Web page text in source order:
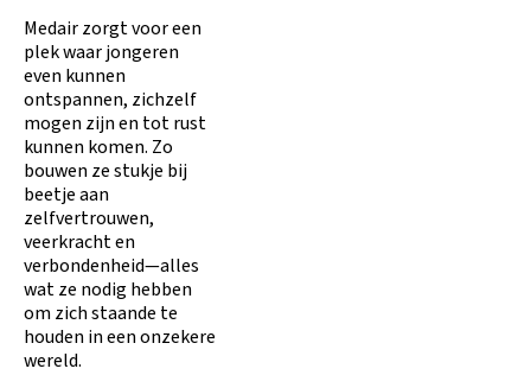
Medair zorgt voor een
plek waar jongeren
even kunnen
ontspannen, zichzelf
mogen zijn en tot rust
kunnen komen. Zo
bouwen ze stukje bij
beetje aan
zelfvertrouwen,
veerkracht en
verbondenheid—alles
wat ze nodig hebben
om zich staande te
houden in een onzekere
wereld.